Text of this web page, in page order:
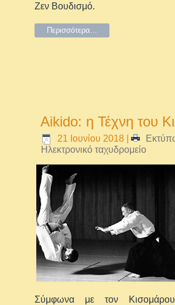
Ζεν Βουδισμό.
Περισσότερα...
Aikido: η Τέχνη του Κι
21 Ιουνίου 2018 |
Ηλεκτρονικό ταχυδρομείο
Σύμφωνα με τον